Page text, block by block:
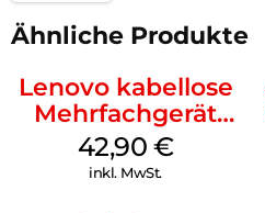
Ähnliche Produkte
Lenovo kabellose
Mehrfachgerät
Luna Grey
42,90 €
inkl. MwSt.